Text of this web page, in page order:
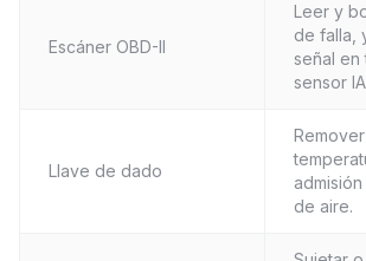
Escáner OBD-II
Leer y
de falla,
señal en
sensor
Llave de dado
de aire.